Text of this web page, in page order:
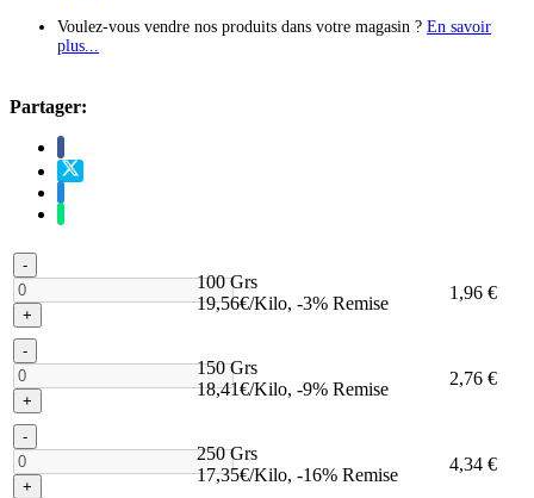
Voulez-vous vendre nos produits dans votre magasin ? En savoir
plus...
Partager:
-
+
100 Grs
19,56€/Kilo, -3% Remise
1,96 €
-
+
150 Grs
18,41€/Kilo, -9% Remise
2,76 €
-
+
250 Grs
17,35€/Kilo, -16% Remise
4,34 €